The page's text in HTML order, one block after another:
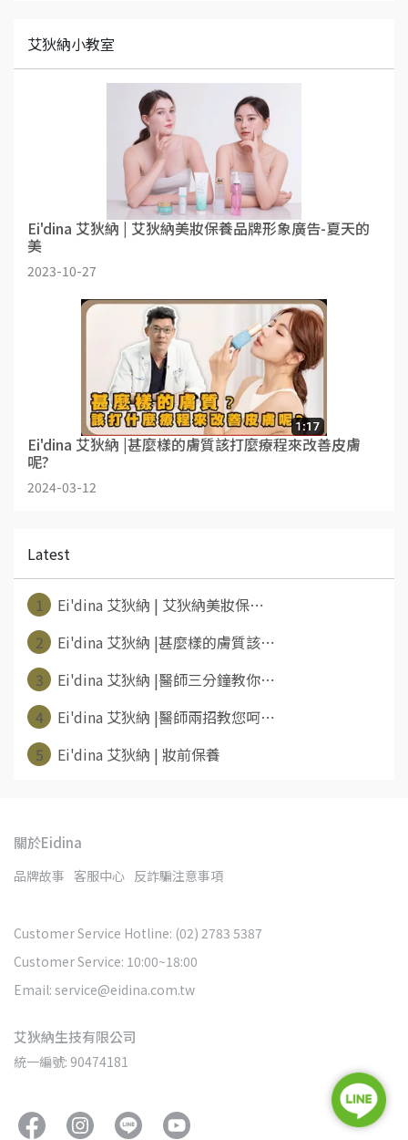
艾狄納小教室
Ei'dina 艾狄納 | 艾狄納美妝保養品牌形象廣告-夏天的
美
2023-10-27
Ei'dina 艾狄納 |甚麼樣的膚質該打麼療程來改善皮膚
呢?
2024-03-12
Latest
1
Ei'dina 艾狄納 | 艾狄納美妝保⋯
2
Ei'dina 艾狄納 |甚麼樣的膚質該⋯
3
Ei'dina 艾狄納 |醫師三分鐘教你⋯
4
Ei'dina 艾狄納 |醫師兩招教您呵⋯
5
Ei'dina 艾狄納 | 妝前保養
關於Eidina
品牌故事 客服中心 反詐騙注意事項
Customer Service Hotline: (02) 2783 5387
Customer Service: 10:00~18:00
Email: service@eidina.com.tw
艾狄納生技有限公司
統一編號: 90474181